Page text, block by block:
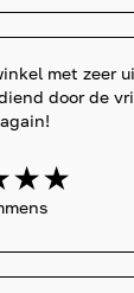
met zeer
door de